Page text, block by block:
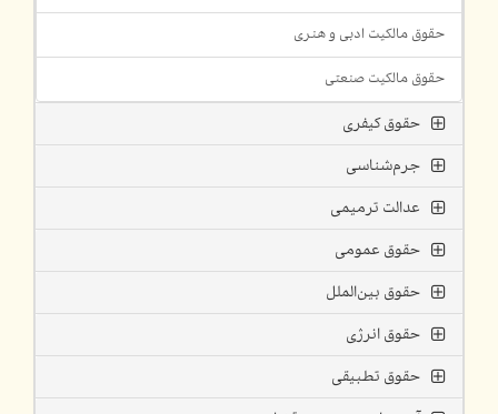
حقوق مالکیت ادبی و هنری
حقوق مالکیت صنعتی
حقوق کیفری
جرم‌شناسی
عدالت ترمیمی
حقوق عمومی
حقوق بین‌الملل
حقوق انرژی
حقوق تطبیقی